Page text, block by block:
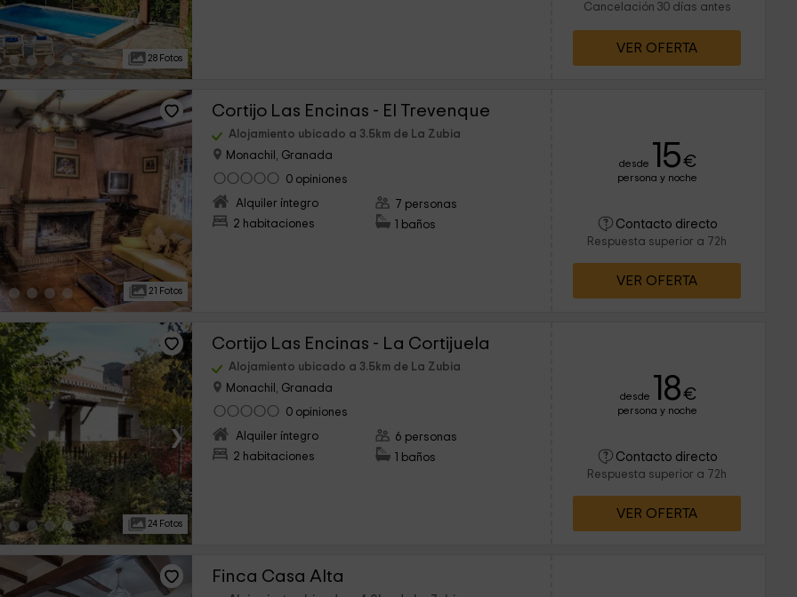
28 Fotos
Cancelación 30 días antes
VER OFERTA
›
21 Fotos
Cortijo Las Encinas - El Trevenque
Alojamiento ubicado a 3.5km de La Zubia
Monachil, Granada
0 opiniones
Alquiler íntegro
2 habitaciones
7 personas
1 baños
desde 15€
persona y noche
Contacto directo
Respuesta superior a 72h
VER OFERTA
›
24 Fotos
Cortijo Las Encinas - La Cortijuela
Alojamiento ubicado a 3.5km de La Zubia
Monachil, Granada
0 opiniones
Alquiler íntegro
2 habitaciones
6 personas
1 baños
desde 18€
persona y noche
Contacto directo
Respuesta superior a 72h
VER OFERTA
Finca Casa Alta